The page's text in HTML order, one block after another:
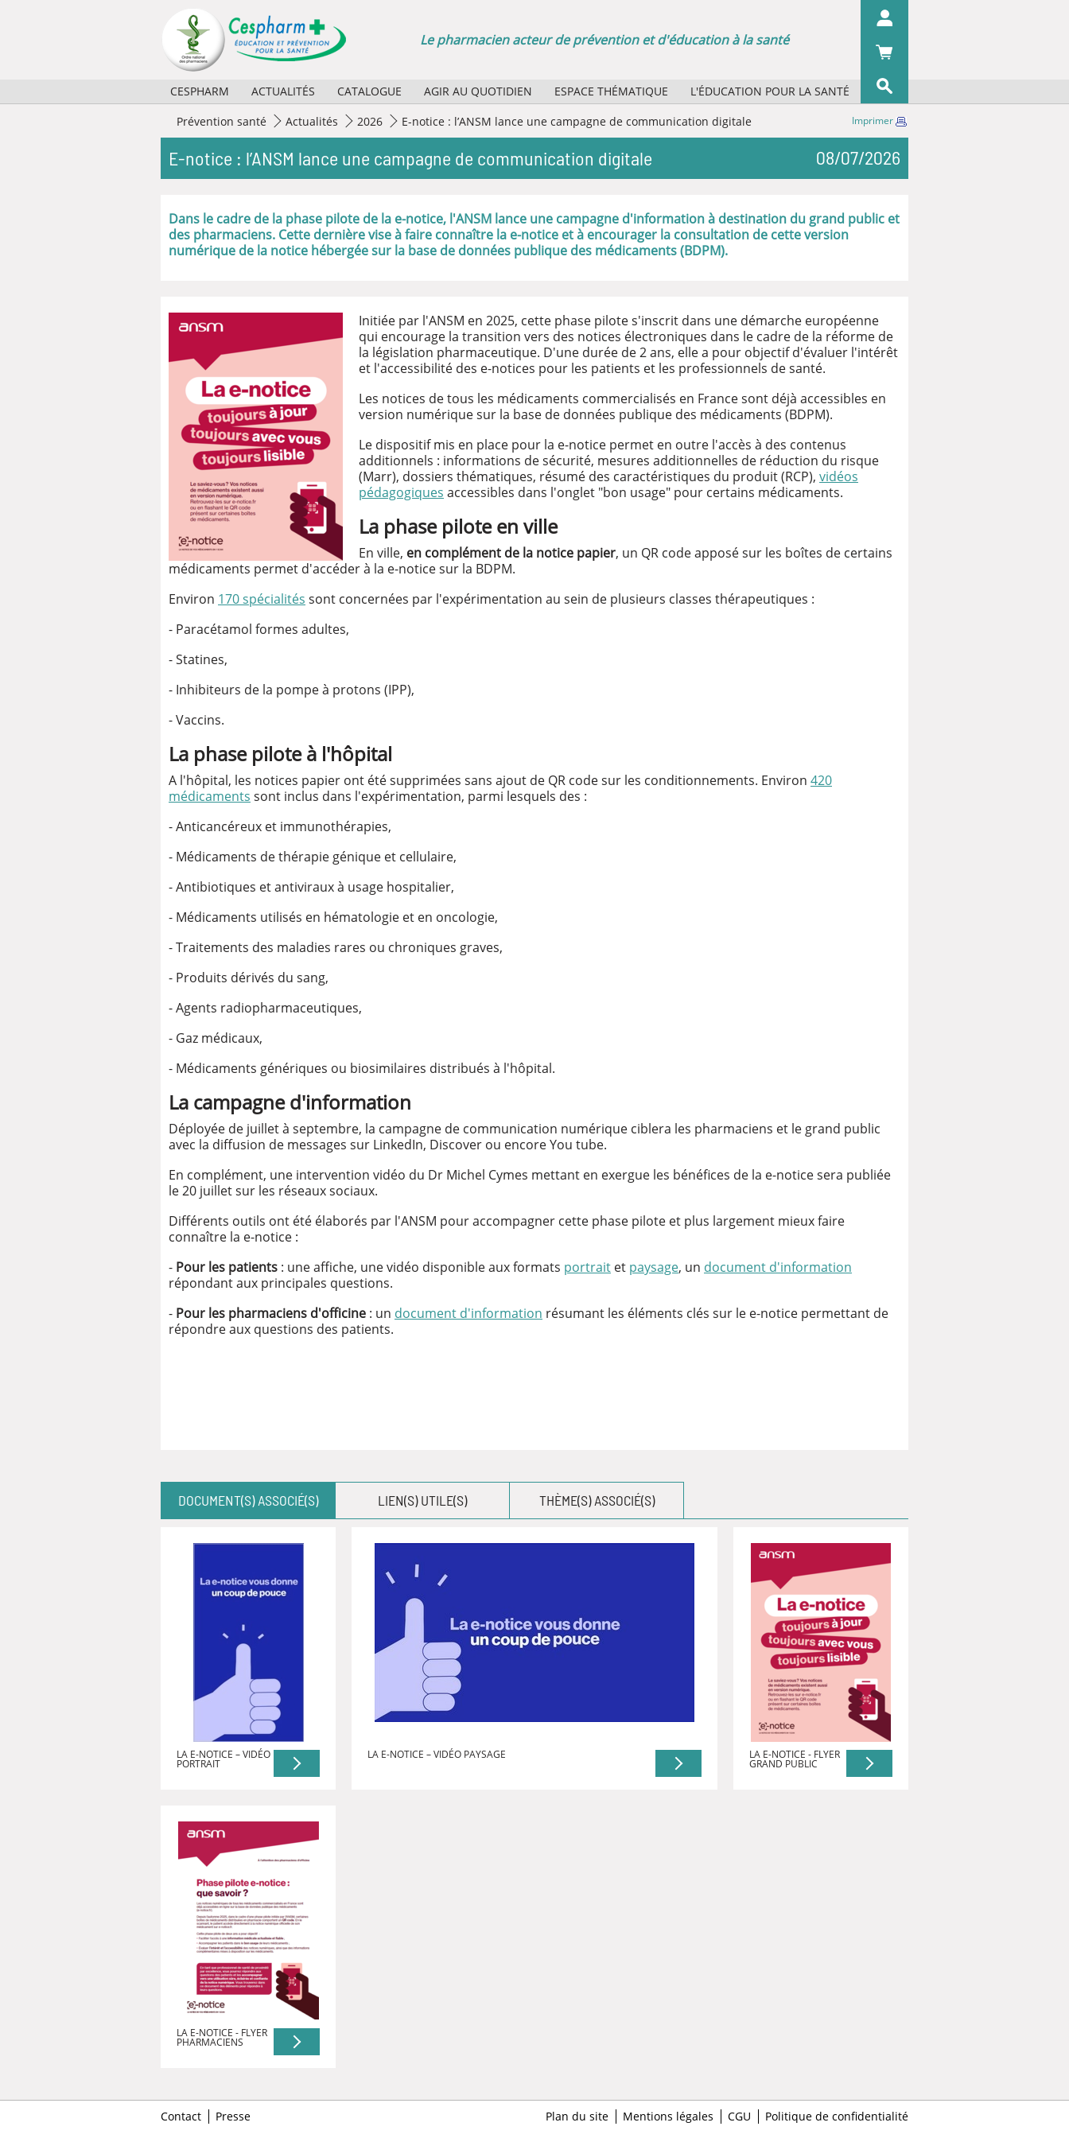
Le pharmacien acteur de prévention et d'éducation à la santé
CESPHARM
Missions
Activités
Règlement et composition
Partenaires
Historique
ACTUALITÉS
2026
2025
2024
2023
Archives
CATALOGUE
AGIR AU QUOTIDIEN
Sélection d'affiches papier
Agenda des manifestations
La minute santé publique : des boucles vidéo pour vos écrans
ESPACE THÉMATIQUE
L'ÉDUCATION POUR LA SANTÉ
Quels concepts ?
Rôle du pharmacien
Bibliographie
Prévention santé Actualités 2026 E-notice : l’ANSM lance une campagne de communication digitale Imprimer
E-notice : l’ANSM lance une campagne de communication digitale 08/07/2026
Dans le cadre de la phase pilote de la e-notice, l'ANSM lance une campagne d'information à destination du grand public et
des pharmaciens. Cette dernière vise à faire connaître la e-notice et à encourager la consultation de cette version
numérique de la notice hébergée sur la base de données publique des médicaments (BDPM).
Initiée par l'ANSM en 2025, cette phase pilote s'inscrit dans une démarche européenne
qui encourage la transition vers des notices électroniques dans le cadre de la réforme de
la législation pharmaceutique. D'une durée de 2 ans, elle a pour objectif d'évaluer l'intérêt
et l'accessibilité des e-notices pour les patients et les professionnels de santé.
Les notices de tous les médicaments commercialisés en France sont déjà accessibles en
version numérique sur la base de données publique des médicaments (BDPM).
Le dispositif mis en place pour la e-notice permet en outre l'accès à des contenus
additionnels : informations de sécurité, mesures additionnelles de réduction du risque
(Marr), dossiers thématiques, résumé des caractéristiques du produit (RCP), vidéos
pédagogiques accessibles dans l'onglet "bon usage" pour certains médicaments.
La phase pilote en ville
En ville, en complément de la notice papier, un QR code apposé sur les boîtes de certains
médicaments permet d'accéder à la e-notice sur la BDPM.
Environ 170 spécialités sont concernées par l'expérimentation au sein de plusieurs classes thérapeutiques :
- Paracétamol formes adultes,
- Statines,
- Inhibiteurs de la pompe à protons (IPP),
- Vaccins.
La phase pilote à l'hôpital
A l'hôpital, les notices papier ont été supprimées sans ajout de QR code sur les conditionnements. Environ 420
médicaments sont inclus dans l'expérimentation, parmi lesquels des :
- Anticancéreux et immunothérapies,
- Médicaments de thérapie génique et cellulaire,
- Antibiotiques et antiviraux à usage hospitalier,
- Médicaments utilisés en hématologie et en oncologie,
- Traitements des maladies rares ou chroniques graves,
- Produits dérivés du sang,
- Agents radiopharmaceutiques,
- Gaz médicaux,
- Médicaments génériques ou biosimilaires distribués à l'hôpital.
La campagne d'information
Déployée de juillet à septembre, la campagne de communication numérique ciblera les pharmaciens et le grand public
avec la diffusion de messages sur LinkedIn, Discover ou encore You tube.
En complément, une intervention vidéo du Dr Michel Cymes mettant en exergue les bénéfices de la e-notice sera publiée
le 20 juillet sur les réseaux sociaux.
Différents outils ont été élaborés par l'ANSM pour accompagner cette phase pilote et plus largement mieux faire
connaître la e-notice :
- Pour les patients : une affiche, une vidéo disponible aux formats portrait et paysage, un document d'information
répondant aux principales questions.
- Pour les pharmaciens d'officine : un document d'information résumant les éléments clés sur le e-notice permettant de
répondre aux questions des patients.
DOCUMENT(S) ASSOCIÉ(S) LIEN(S) UTILE(S) THÈME(S) ASSOCIÉ(S)
LA E-NOTICE – VIDÉO
PORTRAIT
LA E-NOTICE – VIDÉO PAYSAGE LA E-NOTICE - FLYER
GRAND PUBLIC
LA E-NOTICE - FLYER
PHARMACIENS
Contact Presse Plan du site Mentions légales CGU Politique de confidentialité